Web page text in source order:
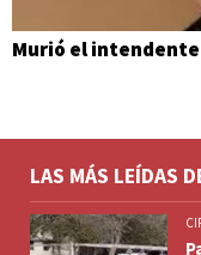
Murió el
LAS MÁS LEÍDAS